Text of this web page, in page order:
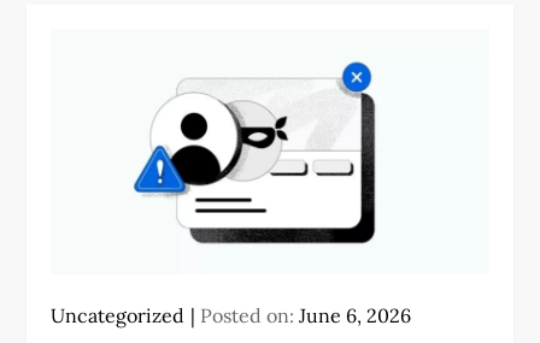
Uncategorized Posted on:June 6, 2026